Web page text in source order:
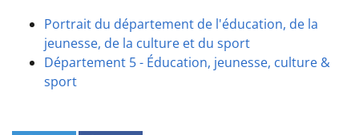
Portrait du département de l'éducation, de la
jeunesse, de la culture et du sport
Département 5 - Éducation, jeunesse, culture &
sport